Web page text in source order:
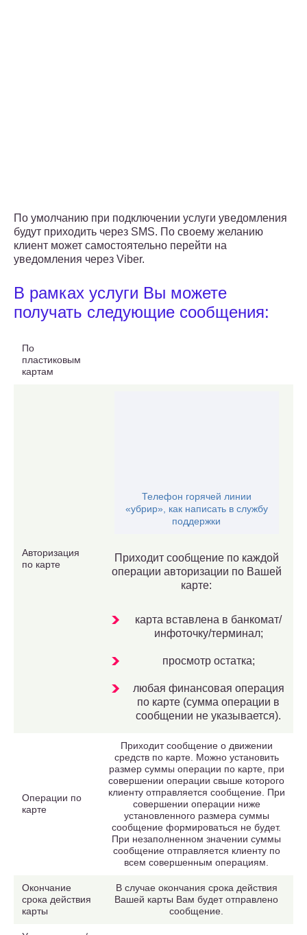
По умолчанию при подключении услуги уведомления
будут приходить через SMS. По своему желанию
клиент может самостоятельно перейти на
уведомления через Viber.
В рамках услуги Вы можете
получать следующие сообщения:
По
пластиковым
картам
Авторизация
по карте
Телефон горячей линии
«убрир», как написать в службу
поддержки
Приходит сообщение по каждой
операции авторизации по Вашей
карте:
карта вставлена в банкомат/
инфоточку/терминал;
просмотр остатка;
любая финансовая операция
по карте (сумма операции в
сообщении не указывается).
Операции по
карте
Приходит сообщение о движении
средств по карте. Можно установить
размер суммы операции по карте, при
совершении операции свыше которого
клиенту отправляется сообщение. При
совершении операции ниже
установленного размера суммы
сообщение формироваться не будет.
При незаполненном значении суммы
сообщение отправляется клиенту по
всем совершенным операциям.
Окончание
срока действия
карты
В случае окончания срока действия
Вашей карты Вам будет отправлено
сообщение.